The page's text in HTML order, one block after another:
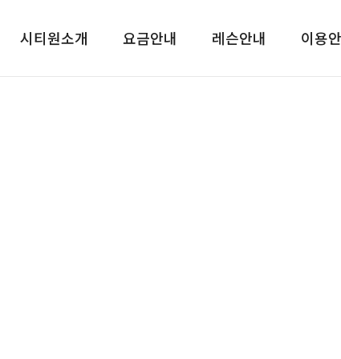
시티원소개 요금안내 레슨안내 이용